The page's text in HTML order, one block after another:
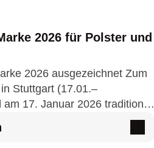
2026 für Polster und
2026 ausgezeichnet Zum
Stuttgart (17.01.–
am 17. Januar 2026 traditionell
Marken“…